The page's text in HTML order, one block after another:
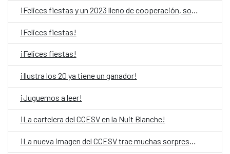
¡Felices fiestas y un 2023 lleno de cooperación, solidaridad y cultura!
¡Felices fiestas!
¡Felices fiestas!
¡Ilustra los 20 ya tiene un ganador!
¡Juguemos a leer!
¡La cartelera del CCESV en la Nuit Blanche!